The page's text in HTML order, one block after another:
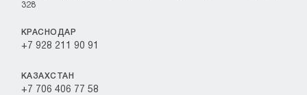
328
КРАСНОДАР
+7 928 211 90 91
КАЗАХСТАН
+7 706 406 77 58